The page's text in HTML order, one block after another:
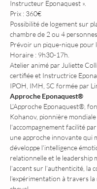
Instructeur Eponaquest ».
Prix : 360€
Possibilité de logement sur
chambre de 2 ou 4
Prévoir un pique-nique pour
Horaire : 9h30-17h.
Atelier animé par Juliette
certifiée et Instructrice
IPOH, IMH, SC formée par
Approche Eponaquest®
L’Approche Eponaquest®,
Kohanov, pionnière
l'accompagnement facilité
une approche innovante qui
développe l’intelligence
relationnelle et le leadership
l’accent sur l’authenticité, la
l’expérimentation à travers